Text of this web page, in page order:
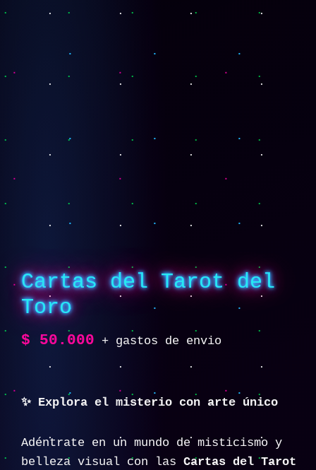
Cartas del Tarot del
Toro
$ 50.000 + gastos de envio
✨ Explora el misterio con arte único
Adéntrate en un mundo de misticismo y
belleza visual con las Cartas del Tarot